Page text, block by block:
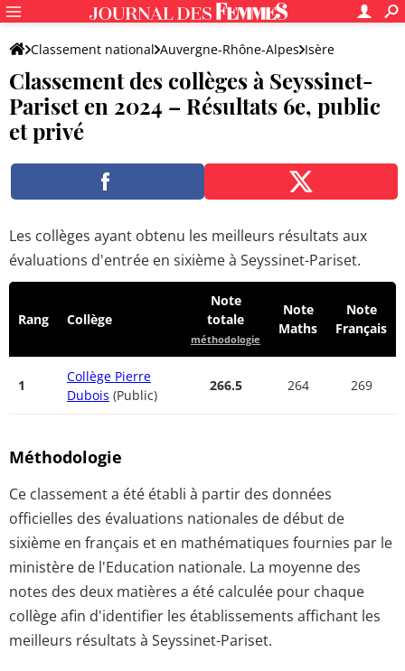
Classement national Auvergne-Rhône-Alpes Isère
Seyssinet-Pariset
Classement des collèges à Seyssinet-
Pariset en 2024 – Résultats 6e, public
et privé
Les collèges ayant obtenu les meilleurs résultats aux
évaluations d'entrée en sixième à Seyssinet-Pariset.
Rang Collège
Note
totale
méthodologie
Note
Maths
Note
Français
1
Collège Pierre
Dubois (Public)
266.5 264 269
Méthodologie
Ce classement a été établi à partir des données
officielles des évaluations nationales de début de
sixième en français et en mathématiques fournies par le
ministère de l'Education nationale. La moyenne des
notes des deux matières a été calculée pour chaque
collège afin d'identifier les établissements affichant les
meilleurs résultats à Seyssinet-Pariset.